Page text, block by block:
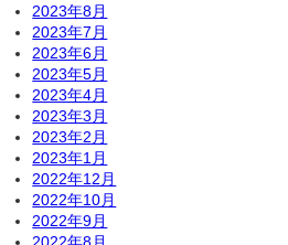
2023年8月
2023年7月
2023年6月
2023年5月
2023年4月
2023年3月
2023年2月
2023年1月
2022年12月
2022年10月
2022年9月
2022年8月